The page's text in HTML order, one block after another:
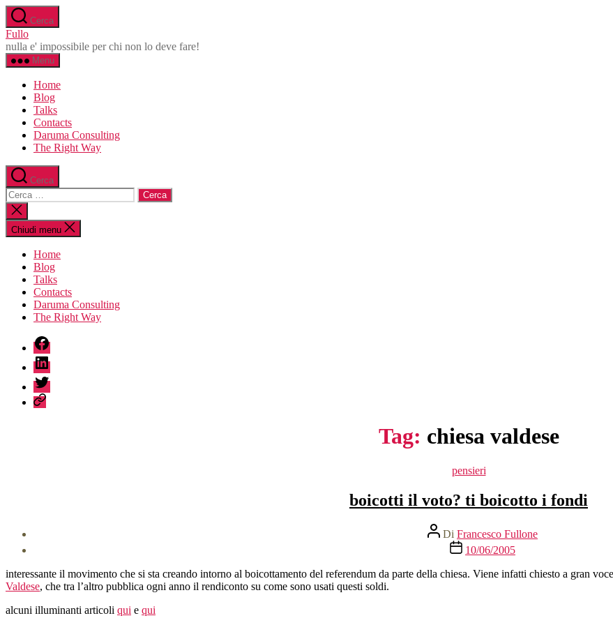
Salta
al
contenuto
Cerca
Fullo
nulla e' impossibile per chi non lo deve fare!
Menu
Home
Blog
Talks
Contacts
Daruma Consulting
The Right Way
Cerca
Cerca:
Chiudi
la
ricerca
Chiudi menu
Home
Blog
Talks
Contacts
Daruma Consulting
The Right Way
fb
linkedin
twitter
sessionize
Tag: chiesa valdese
Categorie
pensieri
boicotti il voto? ti boicotto i fondi
Autore
articolo
Di Francesco Fullone
Data
dell'articolo
10/06/2005
interessante il movimento che si sta creando intorno al boicottamento del referendum da parte della chiesa. Viene infatti chiesto a gran
Valdese, che tra l’altro pubblica ogni anno il rendiconto su come sono usati questi soldi.
alcuni illuminanti articoli qui e qui